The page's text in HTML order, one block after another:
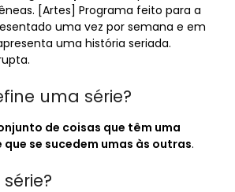
[Artes] Programa feito para a
uma vez por semana e em
uma história seriada.
uma série?
de coisas que têm uma
se sucedem umas às outras.